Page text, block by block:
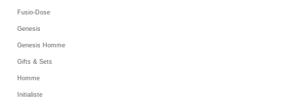
Fusio-Dose
Genesis
Genesis Homme
Gifts & Sets
Homme
Initialiste